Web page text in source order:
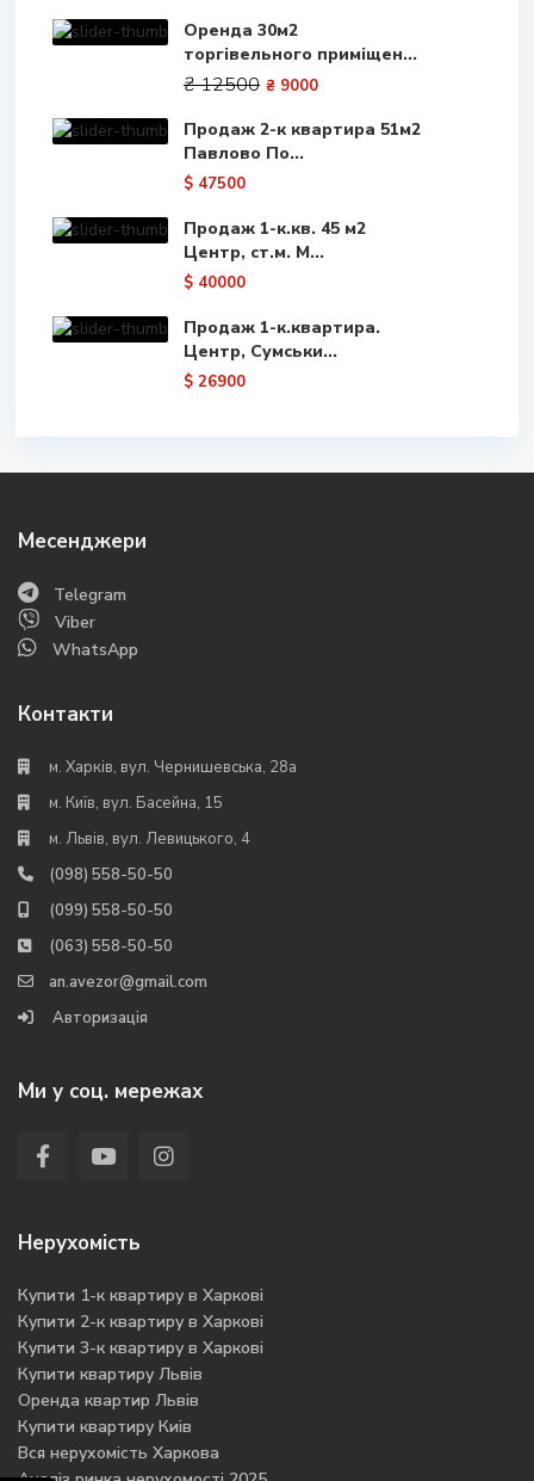
Оренда 30м2
торгівельного приміщен...
₴ 12500 ₴ 9000
Продаж 2-к квартира 51м2
Павлово По...
$ 47500
Продаж 1-к.кв. 45 м2
Центр, ст.м. М...
$ 40000
Продаж 1-к.квартира.
Центр, Сумськи...
$ 26900
Месенджери
Telegram
Viber
WhatsApp
Контакти
м. Харків, вул. Чернишевська, 28а
м. Київ, вул. Басейна, 15
м. Львів, вул. Левицького, 4
(098) 558-50-50
(099) 558-50-50
(063) 558-50-50
an.avezor@gmail.com
Авторизація
Ми у соц. мережах
Нерухомість
Купити 1-к квартиру в Харкові
Купити 2-к квартиру в Харкові
Купити 3-к квартиру в Харкові
Купити квартиру Львів
Оренда квартир Львів
Купити квартиру Киів
Вся нерухомість Харкова